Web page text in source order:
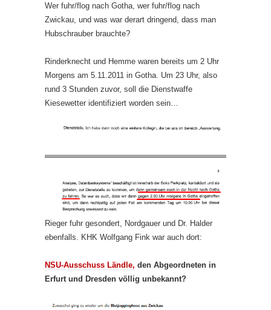
Wer fuhr/flog nach Gotha, wer fuhr/flog nach
Zwickau, und was war derart dringend, dass man
Hubschrauber brauchte?
Rinderknecht und Hemme waren bereits um 2 Uhr
Morgens am 5.11.2011 in Gotha. Um 23 Uhr, also
rund 3 Stunden zuvor, soll die Dienstwaffe
Kiesewetter identifiziert worden sein…
Rieger fuhr gesondert, Nordgauer und Dr. Halder
ebenfalls. KHK Wolfgang Fink war auch dort:
NSU-Ausschuss Ländle, den Abgeordneten in
Erfurt und Dresden völlig unbekannt?